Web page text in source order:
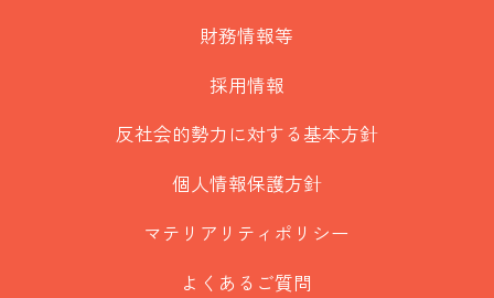
財務情報等
採用情報
反社会的勢力に対する基本方針
個人情報保護方針
マテリアリティポリシー
よくあるご質問